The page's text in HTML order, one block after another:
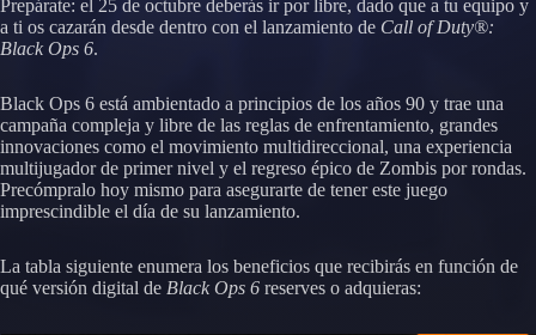
Prepárate: el 25 de octubre deberás ir por libre, dado que a tu equipo y
a ti os cazarán desde dentro con el lanzamiento de Call of Duty®:
Black Ops 6.
Black Ops 6 está ambientado a principios de los años 90 y trae una
campaña compleja y libre de las reglas de enfrentamiento, grandes
innovaciones como el movimiento multidireccional, una experiencia
multijugador de primer nivel y el regreso épico de Zombis por rondas.
Precómpralo hoy mismo para asegurarte de tener este juego
imprescindible el día de su lanzamiento.
La tabla siguiente enumera los beneficios que recibirás en función de
qué versión digital de Black Ops 6 reserves o adquieras: